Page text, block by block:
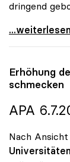
dringend
uniko zu
...weiterlesen
Erhöhung
schmecken
APA
Nach